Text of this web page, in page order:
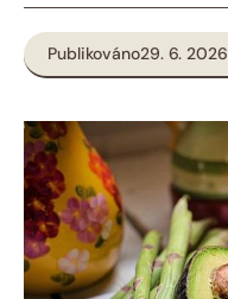
Publikováno29. 6. 2026